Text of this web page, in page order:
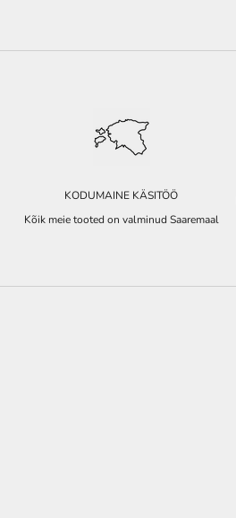
KODUMAINE KÄSITÖÖ
Kõik meie tooted on valminud Saaremaal